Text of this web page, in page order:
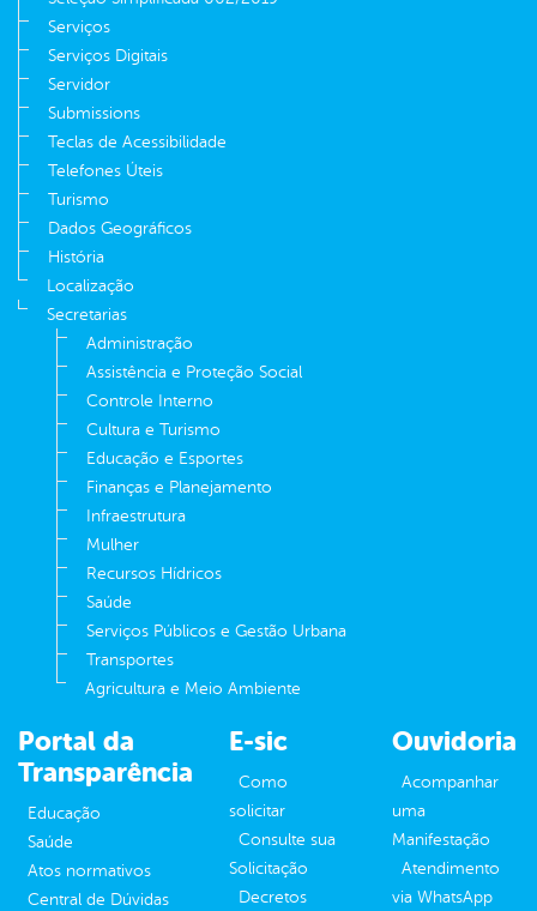
Serviços
Serviços Digitais
Servidor
Submissions
Teclas de Acessibilidade
Telefones Úteis
Turismo
Dados Geográficos
História
Localização
Secretarias
Administração
Assistência e Proteção Social
Controle Interno
Cultura e Turismo
Educação e Esportes
Finanças e Planejamento
Infraestrutura
Mulher
Recursos Hídricos
Saúde
Serviços Públicos e Gestão Urbana
Transportes
Agricultura e Meio Ambiente
Portal da
Transparência
Educação
Saúde
Atos normativos
Central de Dúvidas
E-sic
Como
solicitar
Consulte sua
Solicitação
Decretos
Ouvidoria
Acompanhar
uma
Manifestação
Atendimento
via WhatsApp